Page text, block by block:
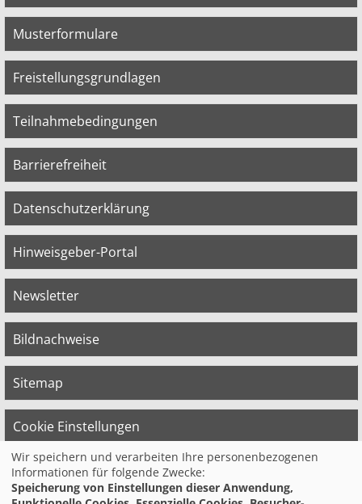
Musterformulare
Freistellungsgrundlagen
Teilnahmebedingungen
Barrierefreiheit
Datenschutzerklärung
Hinweisgeber-Portal
Newsletter
Bildnachweise
Sitemap
Cookie Einstellungen
© 2026 Bildungswerk der Vereinten Dienst­
leis­tungs­ge­werk­schaft (ver.di) in
Wir speichern und verarbeiten Ihre personenbezogenen
Informationen für folgende Zwecke:
Speicherung von Einstellungen dieser Anwendung,